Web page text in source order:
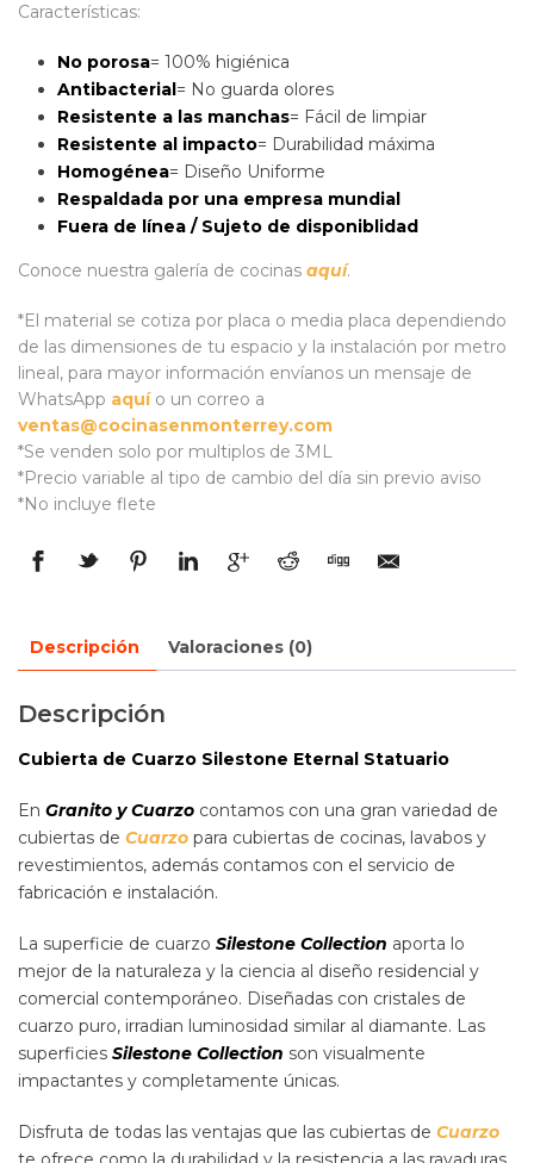
Características:
No porosa= 100% higiénica
Antibacterial= No guarda olores
Resistente a las manchas= Fácil de limpiar
Resistente al impacto= Durabilidad máxima
Homogénea= Diseño Uniforme
Respaldada por una empresa mundial
Fuera de línea / Sujeto de disponiblidad
Conoce nuestra galería de cocinas aquí.
*El material se cotiza por placa o media placa dependiendo
de las dimensiones de tu espacio y la instalación por metro
lineal, para mayor información envíanos un mensaje de
WhatsApp aquío un correo a
ventas@cocinasenmonterrey.com
*Se venden solo por multiplos de 3ML
*Precio variable al tipo de cambio del día sin previo aviso
*No incluye flete
Descripción Valoraciones (0)
Descripción
Cubierta de Cuarzo Silestone Eternal Statuario
En Granito y Cuarzo contamos con una gran variedad de
cubiertas de Cuarzo para cubiertas de cocinas, lavabos y
revestimientos, además contamos con el servicio de
fabricación e instalación.
La superficie de cuarzo Silestone Collection aporta lo
mejor de la naturaleza y la ciencia al diseño residencial y
comercial contemporáneo. Diseñadas con cristales de
cuarzo puro, irradian luminosidad similar al diamante. Las
superficies Silestone Collection son visualmente
impactantes y completamente únicas.
Disfruta de todas las ventajas que las cubiertas de Cuarzo